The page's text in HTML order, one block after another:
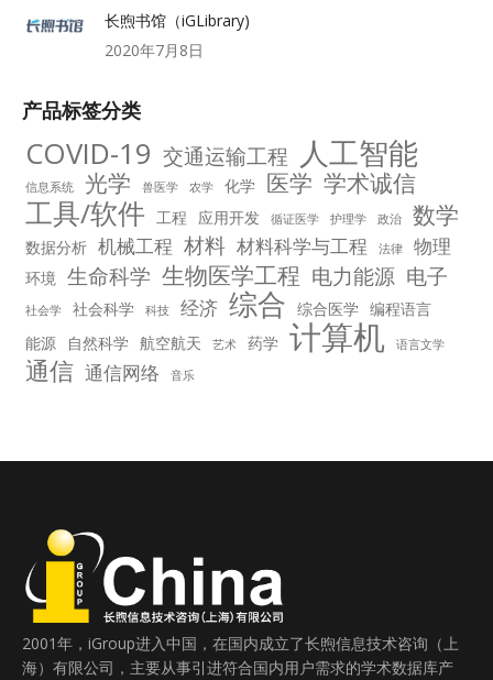
长煦书馆（iGLibrary)
2020年7月8日
产品标签分类
COVID-19 交通运输工程 人工智能
信息系统 光学 兽医学 农学 化学 医学 学术诚信
工具/软件 工程 应用开发 循证医学 护理学 政治 数学
数据分析 机械工程 材料 材料科学与工程 法律 物理
环境 生命科学 生物医学工程 电力能源 电子
社会学 社会科学 科技 经济 综合 综合医学 编程语言
能源
自然科学 航空航天 艺术 药学 计算机 语言文学
通信 通信网络 音乐
2001年，iGroup进入中国，在国内成立了长煦信息技术咨询（上
海）有限公司，主要从事引进符合国内用户需求的学术数据库产